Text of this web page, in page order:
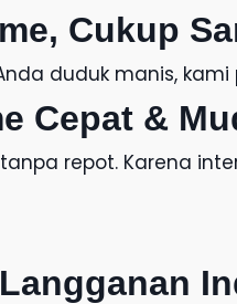
, Cukup
duduk manis, kami
Cepat &
repot. Karena
Langganan